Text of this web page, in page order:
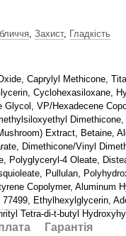
, Захист, Гладкість
Caprylyl Methicone,
Cyclohexasiloxane,
Glycol, VP/Hexadecene
Extract, Betaine,
Dimethicone/Vinyl
Polyglyceryl-4 Oleate,
Pullulan,
Copolymer, Aluminum
Ethylhexylglycerin,
Tetra-di-t-butyl
Гарантія